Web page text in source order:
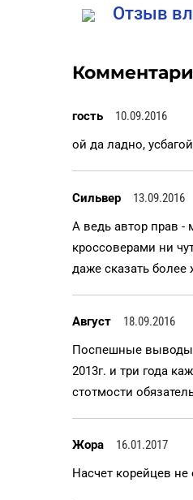
Отзыв
гость
10.09.2016
ой да ладно,
Сильвер
13.09.2016
А ведь автор прав -
кроссоверами ни
даже сказать
Август
18.09.2016
Поспешные выводы
2013г. и три года
стотмости
Жора
16.01.2017
Насчет корейцев